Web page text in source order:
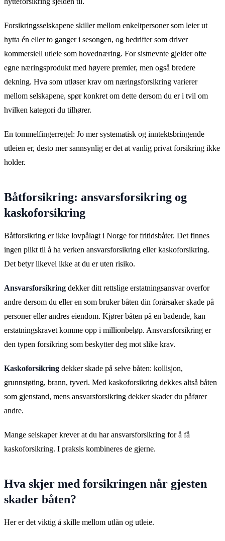
Forsikringsselskapene skiller mellom enkeltpersoner som leier ut
hytta én eller to ganger i sesongen, og bedrifter som driver
kommersiell utleie som hovednæring. For sistnevnte gjelder ofte
egne næringsprodukt med høyere premier, men også bredere
dekning. Hva som utløser krav om næringsforsikring varierer
mellom selskapene, spør konkret om dette dersom du er i tvil om
hvilken kategori du tilhører.
En tommelfingerregel: Jo mer systematisk og inntektsbringende
utleien er, desto mer sannsynlig er det at vanlig privat forsikring ikke
holder.
Båtforsikring: ansvarsforsikring og
kaskoforsikring
Båtforsikring er ikke lovpålagt i Norge for fritidsbåter. Det finnes
ingen plikt til å ha verken ansvarsforsikring eller kaskoforsikring.
Det betyr likevel ikke at du er uten risiko.
Ansvarsforsikring dekker ditt rettslige erstatningsansvar overfor
andre dersom du eller en som bruker båten din forårsaker skade på
personer eller andres eiendom. Kjører båten på en badende, kan
erstatningskravet komme opp i millionbeløp. Ansvarsforsikring er
den typen forsikring som beskytter deg mot slike krav.
Kaskoforsikring dekker skade på selve båten: kollisjon,
grunnstøting, brann, tyveri. Med kaskoforsikring dekkes altså båten
som gjenstand, mens ansvarsforsikring dekker skader du påfører
andre.
Mange selskaper krever at du har ansvarsforsikring for å få
kaskoforsikring. I praksis kombineres de gjerne.
Hva skjer med forsikringen når gjesten
skader båten?
Her er det viktig å skille mellom utlån og utleie.